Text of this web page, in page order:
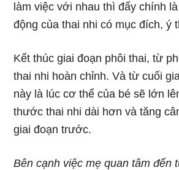
làm việc với nhau thì đấy chính
động của thai nhi có mục đích, ý
Kết thúc giai đoạn phôi thai, từ
thai nhi hoàn chỉnh. Và từ cuối
này là lúc cơ thể của bé sẽ lớn
thước thai nhi dài hơn và tăng
giai đoạn trước.
Bên cạnh việc mẹ quan tâm đến